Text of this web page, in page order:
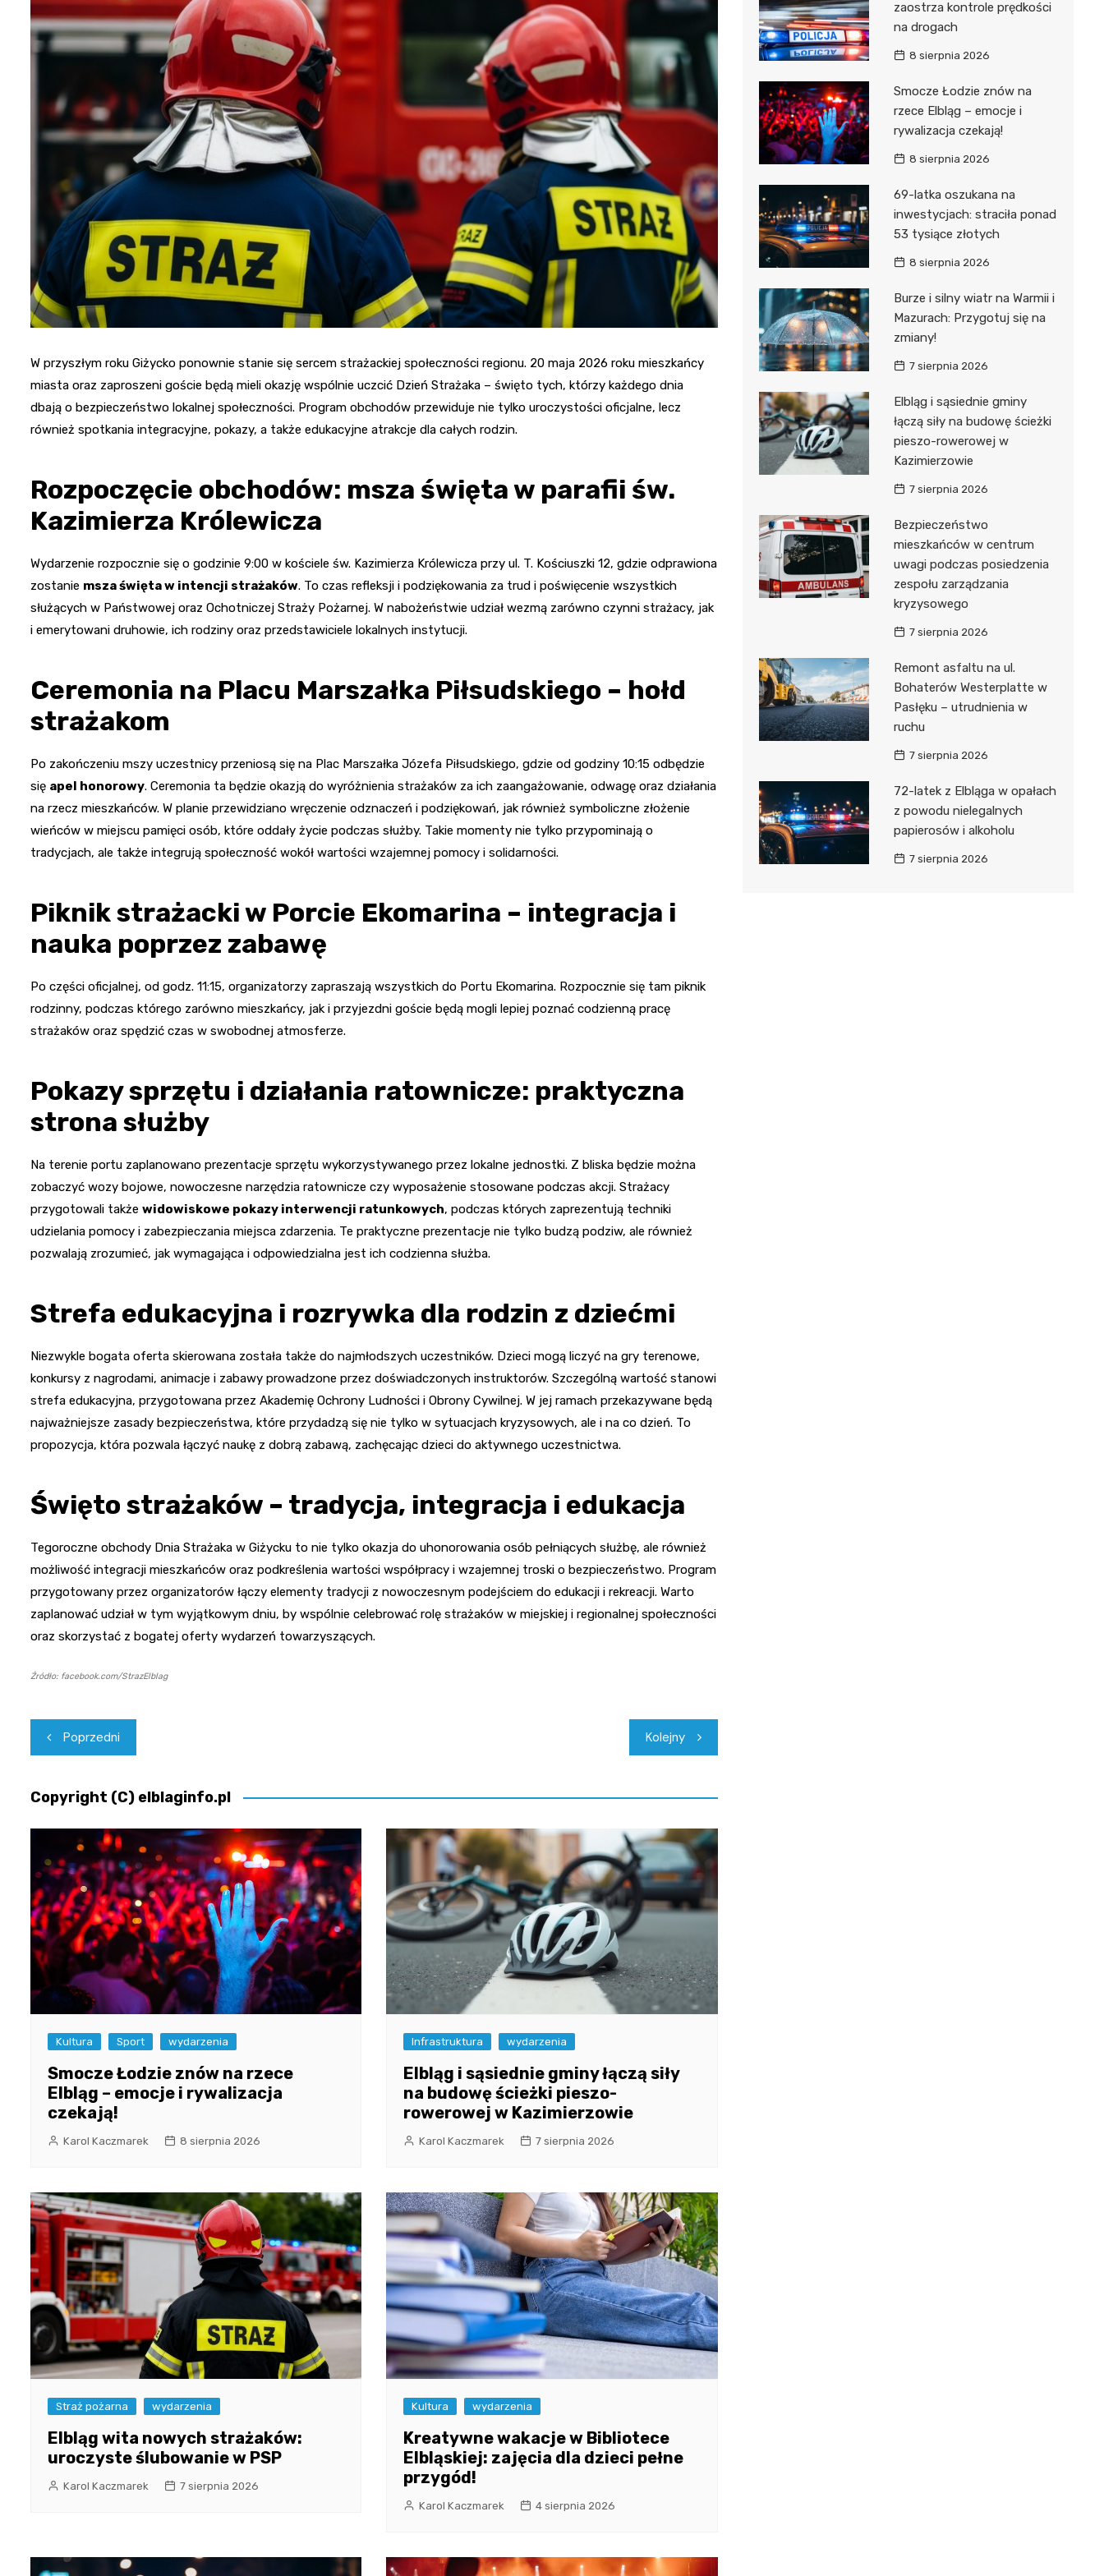
W przyszłym roku Giżycko ponownie stanie się sercem strażackiej społeczności regionu. 20 maja 2026 roku mieszkańcy
miasta oraz zaproszeni goście będą mieli okazję wspólnie uczcić Dzień Strażaka – święto tych, którzy każdego dnia
dbają o bezpieczeństwo lokalnej społeczności. Program obchodów przewiduje nie tylko uroczystości oficjalne, lecz
również spotkania integracyjne, pokazy, a także edukacyjne atrakcje dla całych rodzin.
Rozpoczęcie obchodów: msza święta w parafii św.
Kazimierza Królewicza
Wydarzenie rozpocznie się o godzinie 9:00 w kościele św. Kazimierza Królewicza przy ul. T. Kościuszki 12, gdzie odprawiona
zostanie msza święta w intencji strażaków. To czas refleksji i podziękowania za trud i poświęcenie wszystkich
służących w Państwowej oraz Ochotniczej Straży Pożarnej. W nabożeństwie udział wezmą zarówno czynni strażacy, jak
i emerytowani druhowie, ich rodziny oraz przedstawiciele lokalnych instytucji.
Ceremonia na Placu Marszałka Piłsudskiego – hołd
strażakom
Po zakończeniu mszy uczestnicy przeniosą się na Plac Marszałka Józefa Piłsudskiego, gdzie od godziny 10:15 odbędzie
się apel honorowy. Ceremonia ta będzie okazją do wyróżnienia strażaków za ich zaangażowanie, odwagę oraz działania
na rzecz mieszkańców. W planie przewidziano wręczenie odznaczeń i podziękowań, jak również symboliczne złożenie
wieńców w miejscu pamięci osób, które oddały życie podczas służby. Takie momenty nie tylko przypominają o
tradycjach, ale także integrują społeczność wokół wartości wzajemnej pomocy i solidarności.
Piknik strażacki w Porcie Ekomarina – integracja i
nauka poprzez zabawę
Po części oficjalnej, od godz. 11:15, organizatorzy zapraszają wszystkich do Portu Ekomarina. Rozpocznie się tam piknik
rodzinny, podczas którego zarówno mieszkańcy, jak i przyjezdni goście będą mogli lepiej poznać codzienną pracę
strażaków oraz spędzić czas w swobodnej atmosferze.
Pokazy sprzętu i działania ratownicze: praktyczna
strona służby
Na terenie portu zaplanowano prezentacje sprzętu wykorzystywanego przez lokalne jednostki. Z bliska będzie można
zobaczyć wozy bojowe, nowoczesne narzędzia ratownicze czy wyposażenie stosowane podczas akcji. Strażacy
przygotowali także widowiskowe pokazy interwencji ratunkowych, podczas których zaprezentują techniki
udzielania pomocy i zabezpieczania miejsca zdarzenia. Te praktyczne prezentacje nie tylko budzą podziw, ale również
pozwalają zrozumieć, jak wymagająca i odpowiedzialna jest ich codzienna służba.
Strefa edukacyjna i rozrywka dla rodzin z dziećmi
Niezwykle bogata oferta skierowana została także do najmłodszych uczestników. Dzieci mogą liczyć na gry terenowe,
konkursy z nagrodami, animacje i zabawy prowadzone przez doświadczonych instruktorów. Szczególną wartość stanowi
strefa edukacyjna, przygotowana przez Akademię Ochrony Ludności i Obrony Cywilnej. W jej ramach przekazywane będą
najważniejsze zasady bezpieczeństwa, które przydadzą się nie tylko w sytuacjach kryzysowych, ale i na co dzień. To
propozycja, która pozwala łączyć naukę z dobrą zabawą, zachęcając dzieci do aktywnego uczestnictwa.
Święto strażaków – tradycja, integracja i edukacja
Tegoroczne obchody Dnia Strażaka w Giżycku to nie tylko okazja do uhonorowania osób pełniących służbę, ale również
możliwość integracji mieszkańców oraz podkreślenia wartości współpracy i wzajemnej troski o bezpieczeństwo. Program
przygotowany przez organizatorów łączy elementy tradycji z nowoczesnym podejściem do edukacji i rekreacji. Warto
zaplanować udział w tym wyjątkowym dniu, by wspólnie celebrować rolę strażaków w miejskiej i regionalnej społeczności
oraz skorzystać z bogatej oferty wydarzeń towarzyszących.
Źródło: facebook.com/StrazElblag
Nawigacja
wpisu
Poprzedni Kolejny
Copyright (C) elblaginfo.pl
Kultura Sport wydarzenia
Smocze Łodzie znów na rzece
Elbląg – emocje i rywalizacja
czekają!
Karol Kaczmarek 8 sierpnia 2026
Infrastruktura wydarzenia
Elbląg i sąsiednie gminy łączą siły
na budowę ścieżki pieszo-
rowerowej w Kazimierzowie
Karol Kaczmarek 7 sierpnia 2026
Straż pożarna wydarzenia
Elbląg wita nowych strażaków:
uroczyste ślubowanie w PSP
Karol Kaczmarek 7 sierpnia 2026
Kultura wydarzenia
Kreatywne wakacje w Bibliotece
Elbląskiej: zajęcia dla dzieci pełne
przygód!
Karol Kaczmarek 4 sierpnia 2026
zaostrza kontrole prędkości
na drogach
8 sierpnia 2026
Smocze Łodzie znów na
rzece Elbląg – emocje i
rywalizacja czekają!
8 sierpnia 2026
69-latka oszukana na
inwestycjach: straciła ponad
53 tysiące złotych
8 sierpnia 2026
Burze i silny wiatr na Warmii i
Mazurach: Przygotuj się na
zmiany!
7 sierpnia 2026
Elbląg i sąsiednie gminy
łączą siły na budowę ścieżki
pieszo-rowerowej w
Kazimierzowie
7 sierpnia 2026
Bezpieczeństwo
mieszkańców w centrum
uwagi podczas posiedzenia
zespołu zarządzania
kryzysowego
7 sierpnia 2026
Remont asfaltu na ul.
Bohaterów Westerplatte w
Pasłęku – utrudnienia w
ruchu
7 sierpnia 2026
72-latek z Elbląga w opałach
z powodu nielegalnych
papierosów i alkoholu
7 sierpnia 2026